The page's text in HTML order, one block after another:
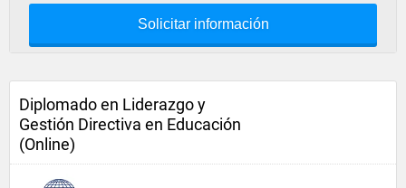
Solicitar información
Diplomado en Liderazgo y
Gestión Directiva en Educación
(Online)